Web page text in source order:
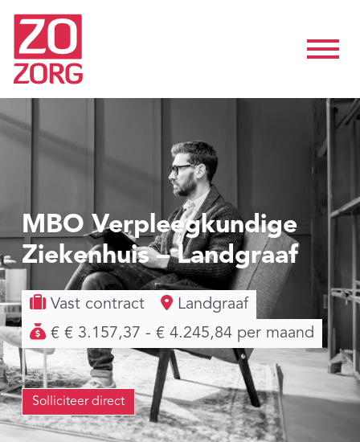
MBO Verpleegkundige
Ziekenhuis – Landgraaf
Vast contract
Landgraaf
€ € 3.157,37 - € 4.245,84 per maand
Solliciteer direct